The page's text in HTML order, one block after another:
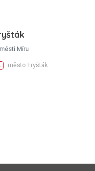
Míru
město Fryšták